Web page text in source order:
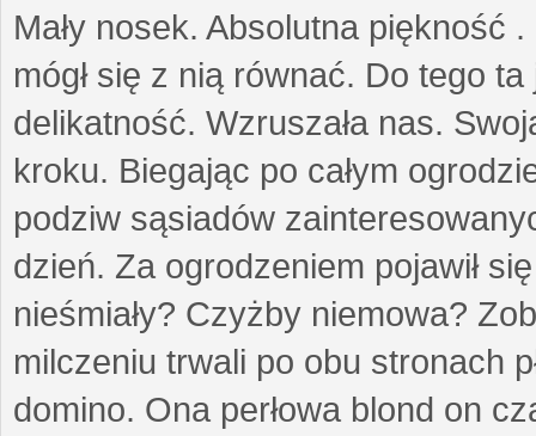
Mały nosek. Absolutna piękność
mógł się z nią równać. Do tego
delikatność. Wzruszała nas.
kroku. Biegając po całym
podziw sąsiadów
dzień. Za ogrodzeniem pojawił
nieśmiały? Czyżby niemowa?
milczeniu trwali po obu stronach
domino. Ona perłowa blond on